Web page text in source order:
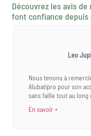
Découvrez les avis
font confiance depuis
Leo
Nous tenons à
Alubatipro pour son
sans faille tout au
En savoir +